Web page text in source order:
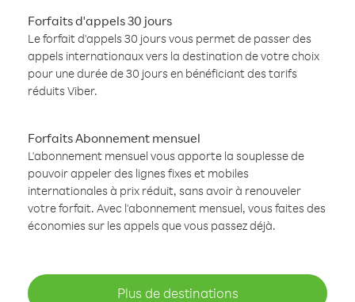
Forfaits d'appels 30 jours
Le forfait d'appels 30 jours vous permet de passer des
appels internationaux vers la destination de votre choix
pour une durée de 30 jours en bénéficiant des tarifs
réduits Viber.
Forfaits Abonnement mensuel
L'abonnement mensuel vous apporte la souplesse de
pouvoir appeler des lignes fixes et mobiles
internationales à prix réduit, sans avoir à renouveler
votre forfait. Avec l'abonnement mensuel, vous faites des
économies sur les appels que vous passez déjà.
Plus de destinations